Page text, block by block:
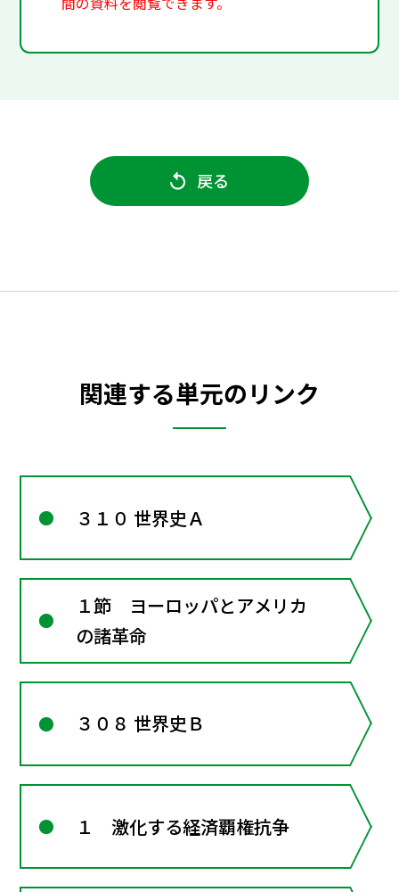
戻る
関連する単元のリンク
３１０ 世界史Ａ
１節 ヨーロッパとアメリカ
の諸革命
３０８ 世界史Ｂ
１ 激化する経済覇権抗争